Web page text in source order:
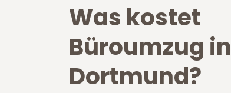
Was kostet
Büroumzug in
Dortmund?